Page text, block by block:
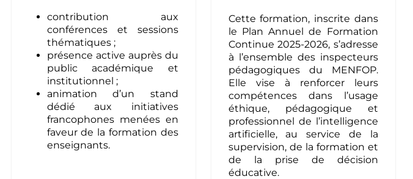
contribution aux
conférences et sessions
thématiques ;
présence active auprès du
public académique et
institutionnel ;
animation d’un stand
dédié aux initiatives
francophones menées en
faveur de la formation des
enseignants.
Cette formation, inscrite dans
le Plan Annuel de Formation
Continue 2025-2026, s’adresse
à l’ensemble des inspecteurs
pédagogiques du MENFOP.
Elle vise à renforcer leurs
compétences dans l’usage
éthique, pédagogique et
professionnel de l’intelligence
artificielle, au service de la
supervision, de la formation et
de la prise de décision
éducative.